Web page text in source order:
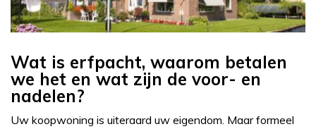
Wat is erfpacht, waarom betalen
we het en wat zijn de voor- en
nadelen?
Uw koopwoning is uiteraard uw eigendom. Maar formeel